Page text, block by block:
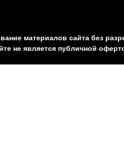
материалов сайта без
не является публичной